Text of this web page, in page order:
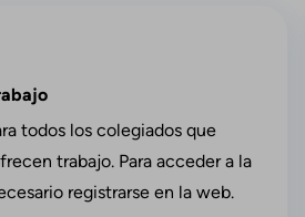
todos los colegiados que
trabajo. Para acceder a la
registrarse en la web.